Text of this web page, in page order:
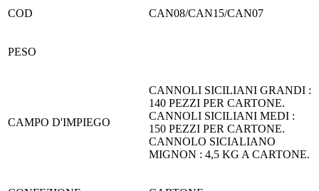
COD CAN08/CAN15/CAN07
PESO
CAMPO D'IMPIEGO
CANNOLI SICILIANI GRANDI :
140 PEZZI PER CARTONE.
CANNOLI SICILIANI MEDI :
150 PEZZI PER CARTONE.
CANNOLO SICIALIANO
MIGNON : 4,5 KG A CARTONE.